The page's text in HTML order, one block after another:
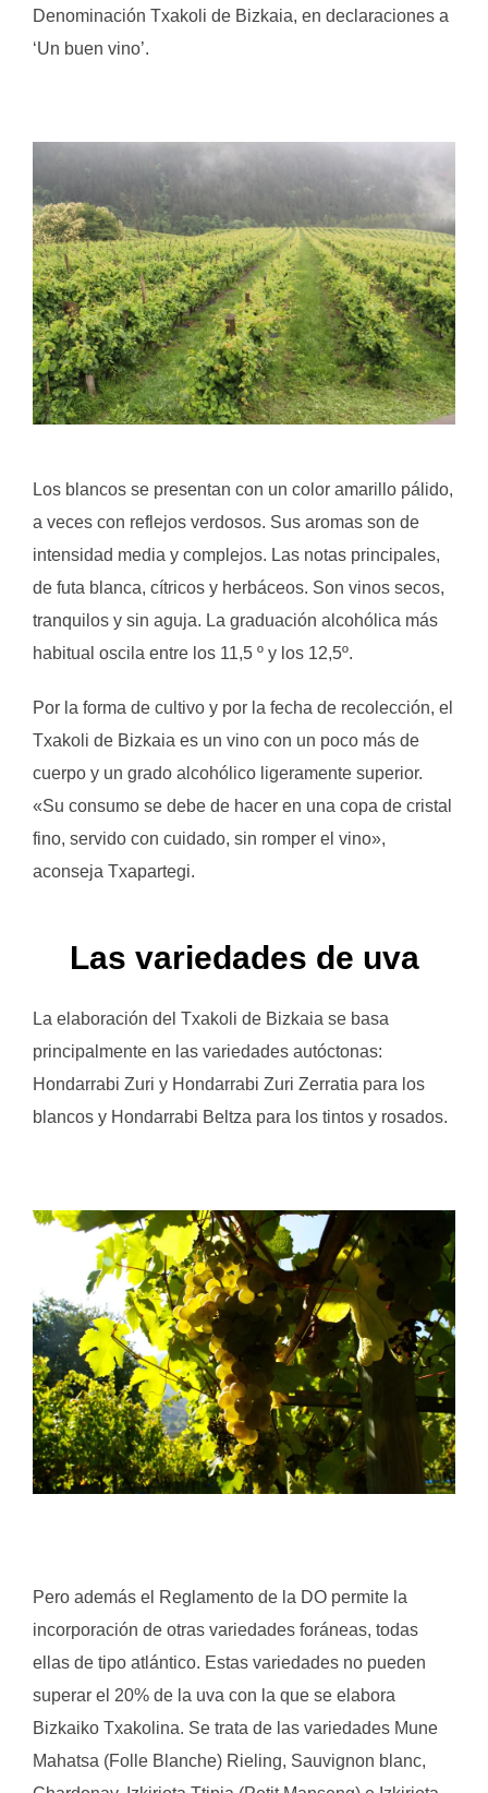
Denominación Txakoli de Bizkaia, en declaraciones a
‘Un buen vino’.
Los blancos se presentan con un color amarillo pálido,
a veces con reflejos verdosos. Sus aromas son de
intensidad media y complejos. Las notas principales,
de futa blanca, cítricos y herbáceos. Son vinos secos,
tranquilos y sin aguja. La graduación alcohólica más
habitual oscila entre los 11,5 º y los 12,5º.
Por la forma de cultivo y por la fecha de recolección, el
Txakoli de Bizkaia es un vino con un poco más de
cuerpo y un grado alcohólico ligeramente superior.
«Su consumo se debe de hacer en una copa de cristal
fino, servido con cuidado, sin romper el vino»,
aconseja Txapartegi.
Las variedades de uva
La elaboración del Txakoli de Bizkaia se basa
principalmente en las variedades autóctonas:
Hondarrabi Zuri y Hondarrabi Zuri Zerratia para los
blancos y Hondarrabi Beltza para los tintos y rosados.
Pero además el Reglamento de la DO permite la
incorporación de otras variedades foráneas, todas
ellas de tipo atlántico. Estas variedades no pueden
superar el 20% de la uva con la que se elabora
Bizkaiko Txakolina. Se trata de las variedades Mune
Mahatsa (Folle Blanche) Rieling, Sauvignon blanc,